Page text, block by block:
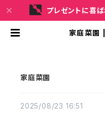
プレゼントに喜
家庭菜
家庭菜園
2025/08/23 16:51